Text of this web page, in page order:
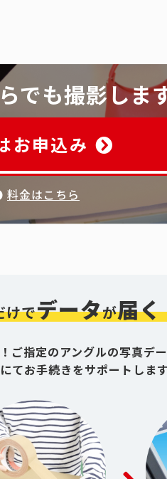
でも撮影しま
お申込み
料金はこちら
けでデータが届
ご指定のアングルの写真デ
てお手続きをサポートします